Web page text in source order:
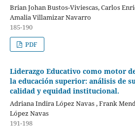
Brian Johan Bustos-Viviescas, Carlos
Amalia Villamizar Navarro
185-190
PDF
Liderazgo Educativo como motor
la educación superior: análisis de
calidad y equidad institucional.
Adriana Indira López Navas , Frank
López Navas
191-198